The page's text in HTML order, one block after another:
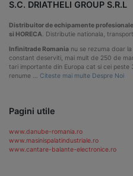
S.C. DRIATHELI GROUP S.R.L
Distribuitor de echipamente profesionale
si HORECA . Distributie nationala,
Infinitrade Romania nu se rezuma doar
constant deserviti, mai mult de 250 de
tari importante din Europa cat si cei
renume … Citeste mai multe Despre Noi
Pagini utile
www.danube-romania.ro
www.masinispalatindustriale.ro
www.cantare-balante-electronice.ro